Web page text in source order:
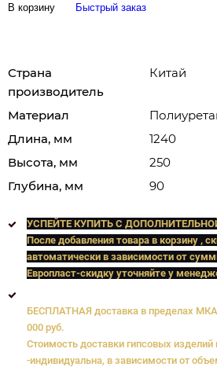
В корзину Быстрый заказ
Страна
производитель
Китай
Материал
Длина, мм
1240
Высота, мм
250
Глубина, мм
90
УСПЕЙТЕ КУПИТЬ C
После добавления товара в корзину ,
автоматически в зависимости от
Европласт-скидку уточняйте у
БЕСПЛАТНАЯ доставка в пределах
000 руб.
Стоимость доставки гипсовых
-индивидуальна, в зависимости от